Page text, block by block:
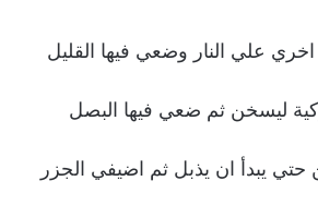
علي النار وضعي فيها القليل
ليسخن ثم ضعي فيها البصل
حتي يبدأ ان يذبل ثم اضيفي الجزر